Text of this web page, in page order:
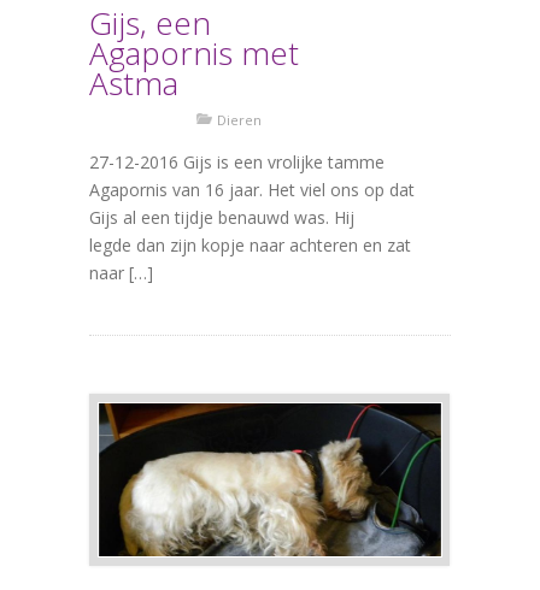
Gijs, een
Agapornis met
Astma
Dieren
27-12-2016 Gijs is een vrolijke tamme
Agapornis van 16 jaar. Het viel ons op dat
Gijs al een tijdje benauwd was. Hij
legde dan zijn kopje naar achteren en zat
naar […]